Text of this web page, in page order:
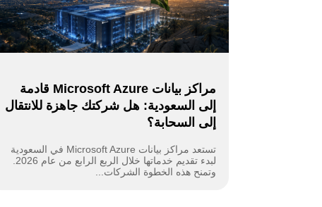
مراكز بيانات Microsoft Azure قادمة
إلى السعودية: هل شركتك جاهزة للانتقال
إلى السحابة؟
تستعد مراكز بيانات Microsoft Azure في السعودية
وتمنح هذه الخطوة الشركات...